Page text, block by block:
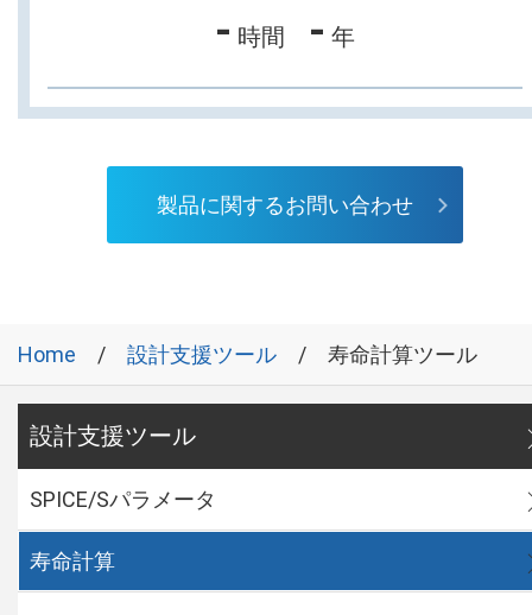
- 時間 - 年
製品に関するお問い合わせ
Home 設計支援ツール 寿命計算ツール
設計支援ツール
SPICE/Sパラメータ
寿命計算